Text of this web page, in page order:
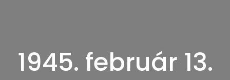
1945. február 13.